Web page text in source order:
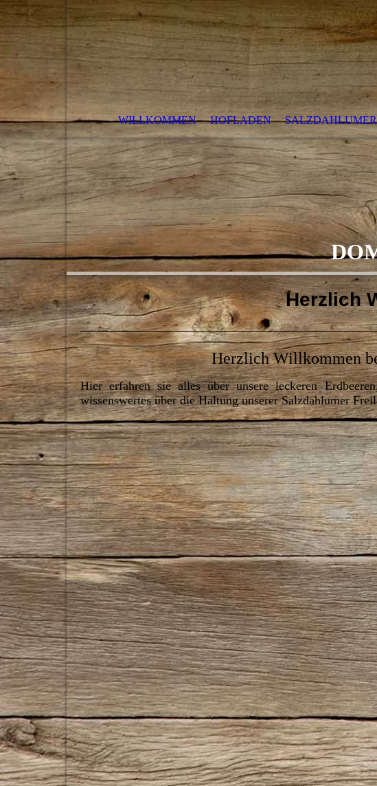
WILLKOMMEN HOFLADEN
Herzlich
Herzlich Willkommen
Hier erfahren sie alles über unsere leckeren
wissenswertes über die Haltung unserer Salzdahlumer